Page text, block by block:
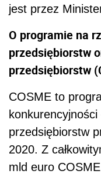
jest przez
O programie na
przedsiębiorstw
przedsiębiorstw
COSME to
przedsiębiorstw
2020. Z
mld euro